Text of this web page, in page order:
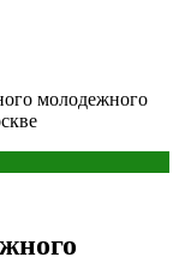
молодежного